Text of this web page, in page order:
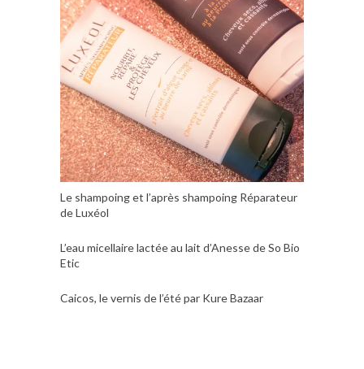
Le shampoing et l’après shampoing Réparateur
de Luxéol
L’eau micellaire lactée au lait d’Anesse de So Bio
Etic
Caicos, le vernis de l’été par Kure Bazaar